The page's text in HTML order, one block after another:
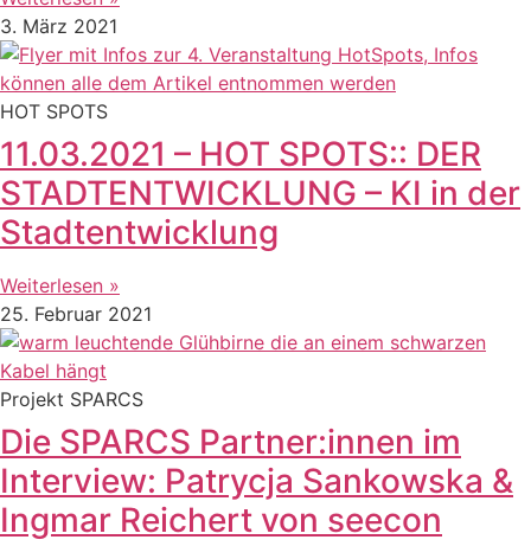
3. März 2021
HOT SPOTS
11.03.2021 – HOT SPOTS:: DER
STADTENTWICKLUNG – KI in der
Stadtentwicklung
Weiterlesen »
25. Februar 2021
Projekt SPARCS
Die SPARCS Partner:innen im
Interview: Patrycja Sankowska &
Ingmar Reichert von seecon